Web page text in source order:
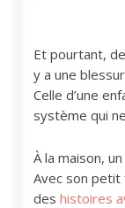
Et pourtant,
y a une
Celle d’une
système qui
À la maison,
Avec son
deshistoires